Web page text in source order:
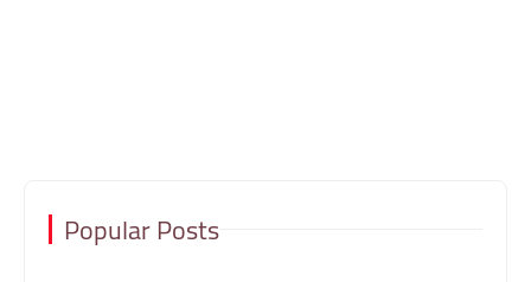
Popular Posts